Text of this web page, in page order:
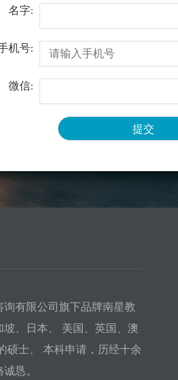
名字:
机号:
微信:
询有限公司旗下品牌南星教
、日本、 美国、英国、澳
硕士、 本科申请，历经十余
恳。